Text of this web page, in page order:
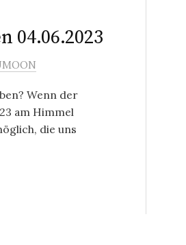
04.06.2023
Wenn der
am Himmel
die uns